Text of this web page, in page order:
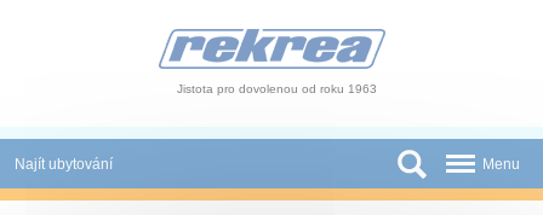
Jistota pro dovolenou od roku 1963
Najít ubytování Menu